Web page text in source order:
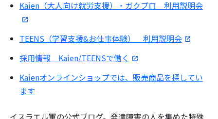
Kaien（大人向け就労支援）・ガクプロ 利用説明会
TEENS（学習支援&お仕事体験） 利用説明会
採用情報 Kaien/TEENSで働く
Kaienオンラインショップでは、販売商品を探してい
ます
イスラエル軍の公式ブログ。発達障害の人を集めた特殊